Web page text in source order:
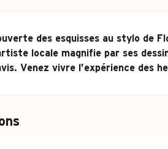
des esquisses au stylo de
locale magnifie par ses
Venez vivre l’expérience des